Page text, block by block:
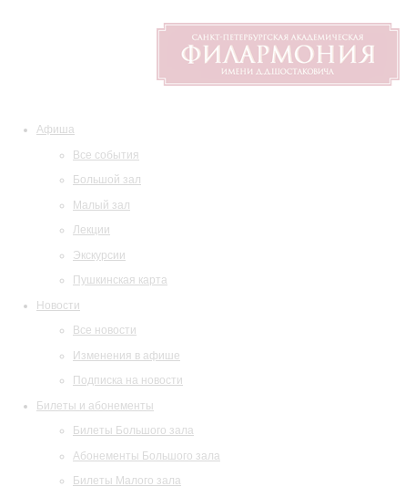
Афиша
Все события
Большой зал
Малый зал
Лекции
Экскурсии
Пушкинская карта
Новости
Все новости
Изменения в афише
Подписка на новости
Билеты и абонементы
Билеты Большого зала
Абонементы Большого зала
Билеты Малого зала